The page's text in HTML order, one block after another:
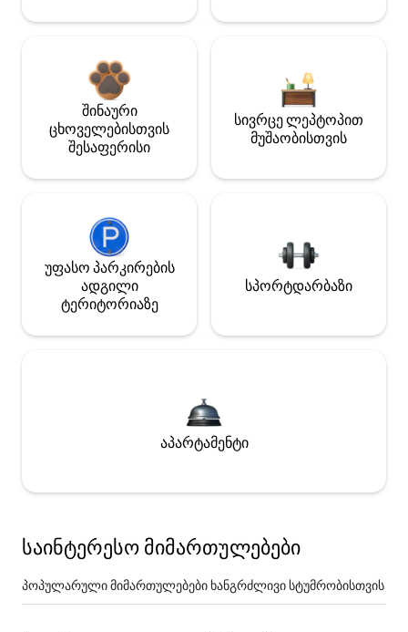
შინაური
ცხოველებისთვის
შესაფერისი
სივრცე ლეპტოპით
მუშაობისთვის
უფასო პარკირების
ადგილი
ტერიტორიაზე
სპორტდარბაზი
აპარტამენტი
საინტერესო მიმართულებები
პოპულარული მიმართულებები ხანგრძლივი სტუმრობისთვის